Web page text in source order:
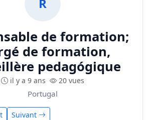
de formation;
de formation,
pedagógique
il y a 9 ans 20 vues
Portugal
Suivant